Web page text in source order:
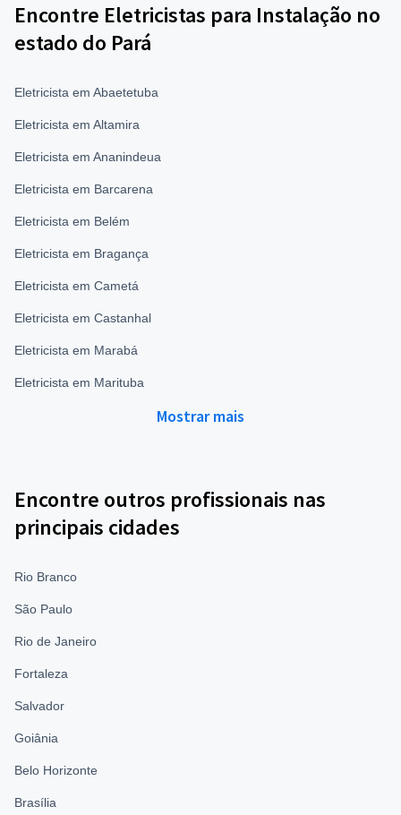
Encontre Eletricistas para Instalação no
estado do Pará
Eletricista em Abaetetuba
Eletricista em Altamira
Eletricista em Ananindeua
Eletricista em Barcarena
Eletricista em Belém
Eletricista em Bragança
Eletricista em Cametá
Eletricista em Castanhal
Eletricista em Marabá
Eletricista em Marituba
Mostrar mais
Encontre outros profissionais nas
principais cidades
Rio Branco
São Paulo
Rio de Janeiro
Fortaleza
Salvador
Goiânia
Belo Horizonte
Brasília